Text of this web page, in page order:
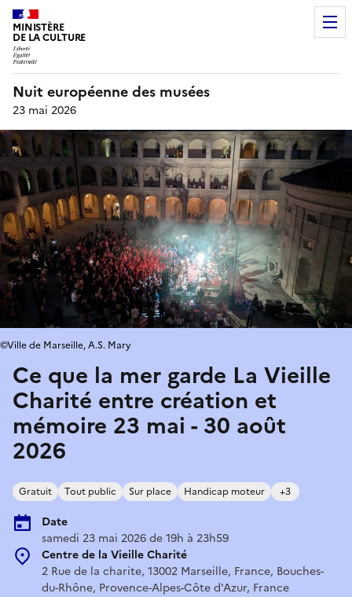
MINISTÈRE
DE LA CULTURE
Nuit européenne des musées
23 mai 2026
Ce que la mer garde La Vieille
Charité entre création et
mémoire 23 mai - 30 août
2026
Gratuit Tout public Sur place Handicap moteur +3
Date
samedi 23 mai 2026 de 19h à 23h59
Centre de la Vieille Charité
2 Rue de la charite, 13002 Marseille, France, Bouches-
du-Rhône, Provence-Alpes-Côte d'Azur, France
©Ville de Marseille, A.S. Mary